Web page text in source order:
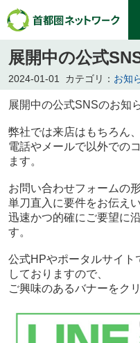
展開中の公式
2024-01-01 カテゴリ： お知
展開中の公式SNSのお知
弊社では来店はもちろん、
電話やメールで以外での
ます。
お問い合わせフォームの
単刀直入に要件をお伝え
迅速かつ的確にご要望に
す。
公式HPやポータルサイト
しておりますので、
ご興味のあるバナーをク